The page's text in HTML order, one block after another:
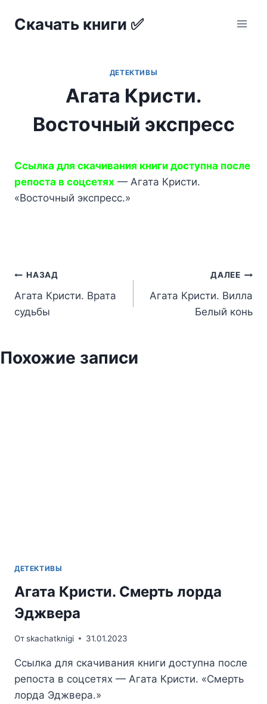
Скачать книги ✅
ДЕТЕКТИВЫ
Агата Кристи.
Восточный экспресс
Ссылка для скачивания книги доступна после
репоста в соцсетях — Агата Кристи.
«Восточный экспресс.»
Навигация
по
НАЗАД
Агата Кристи. Врата
судьбы
ДАЛЕЕ
Агата Кристи. Вилла
Белый конь
Похожие записи
ДЕТЕКТИВЫ
Агата Кристи. Смерть лорда
Эджвера
Отskachatknigi 31.01.2023
Ссылка для скачивания книги доступна после
репоста в соцсетях — Агата Кристи. «Смерть
лорда Эджвера.»